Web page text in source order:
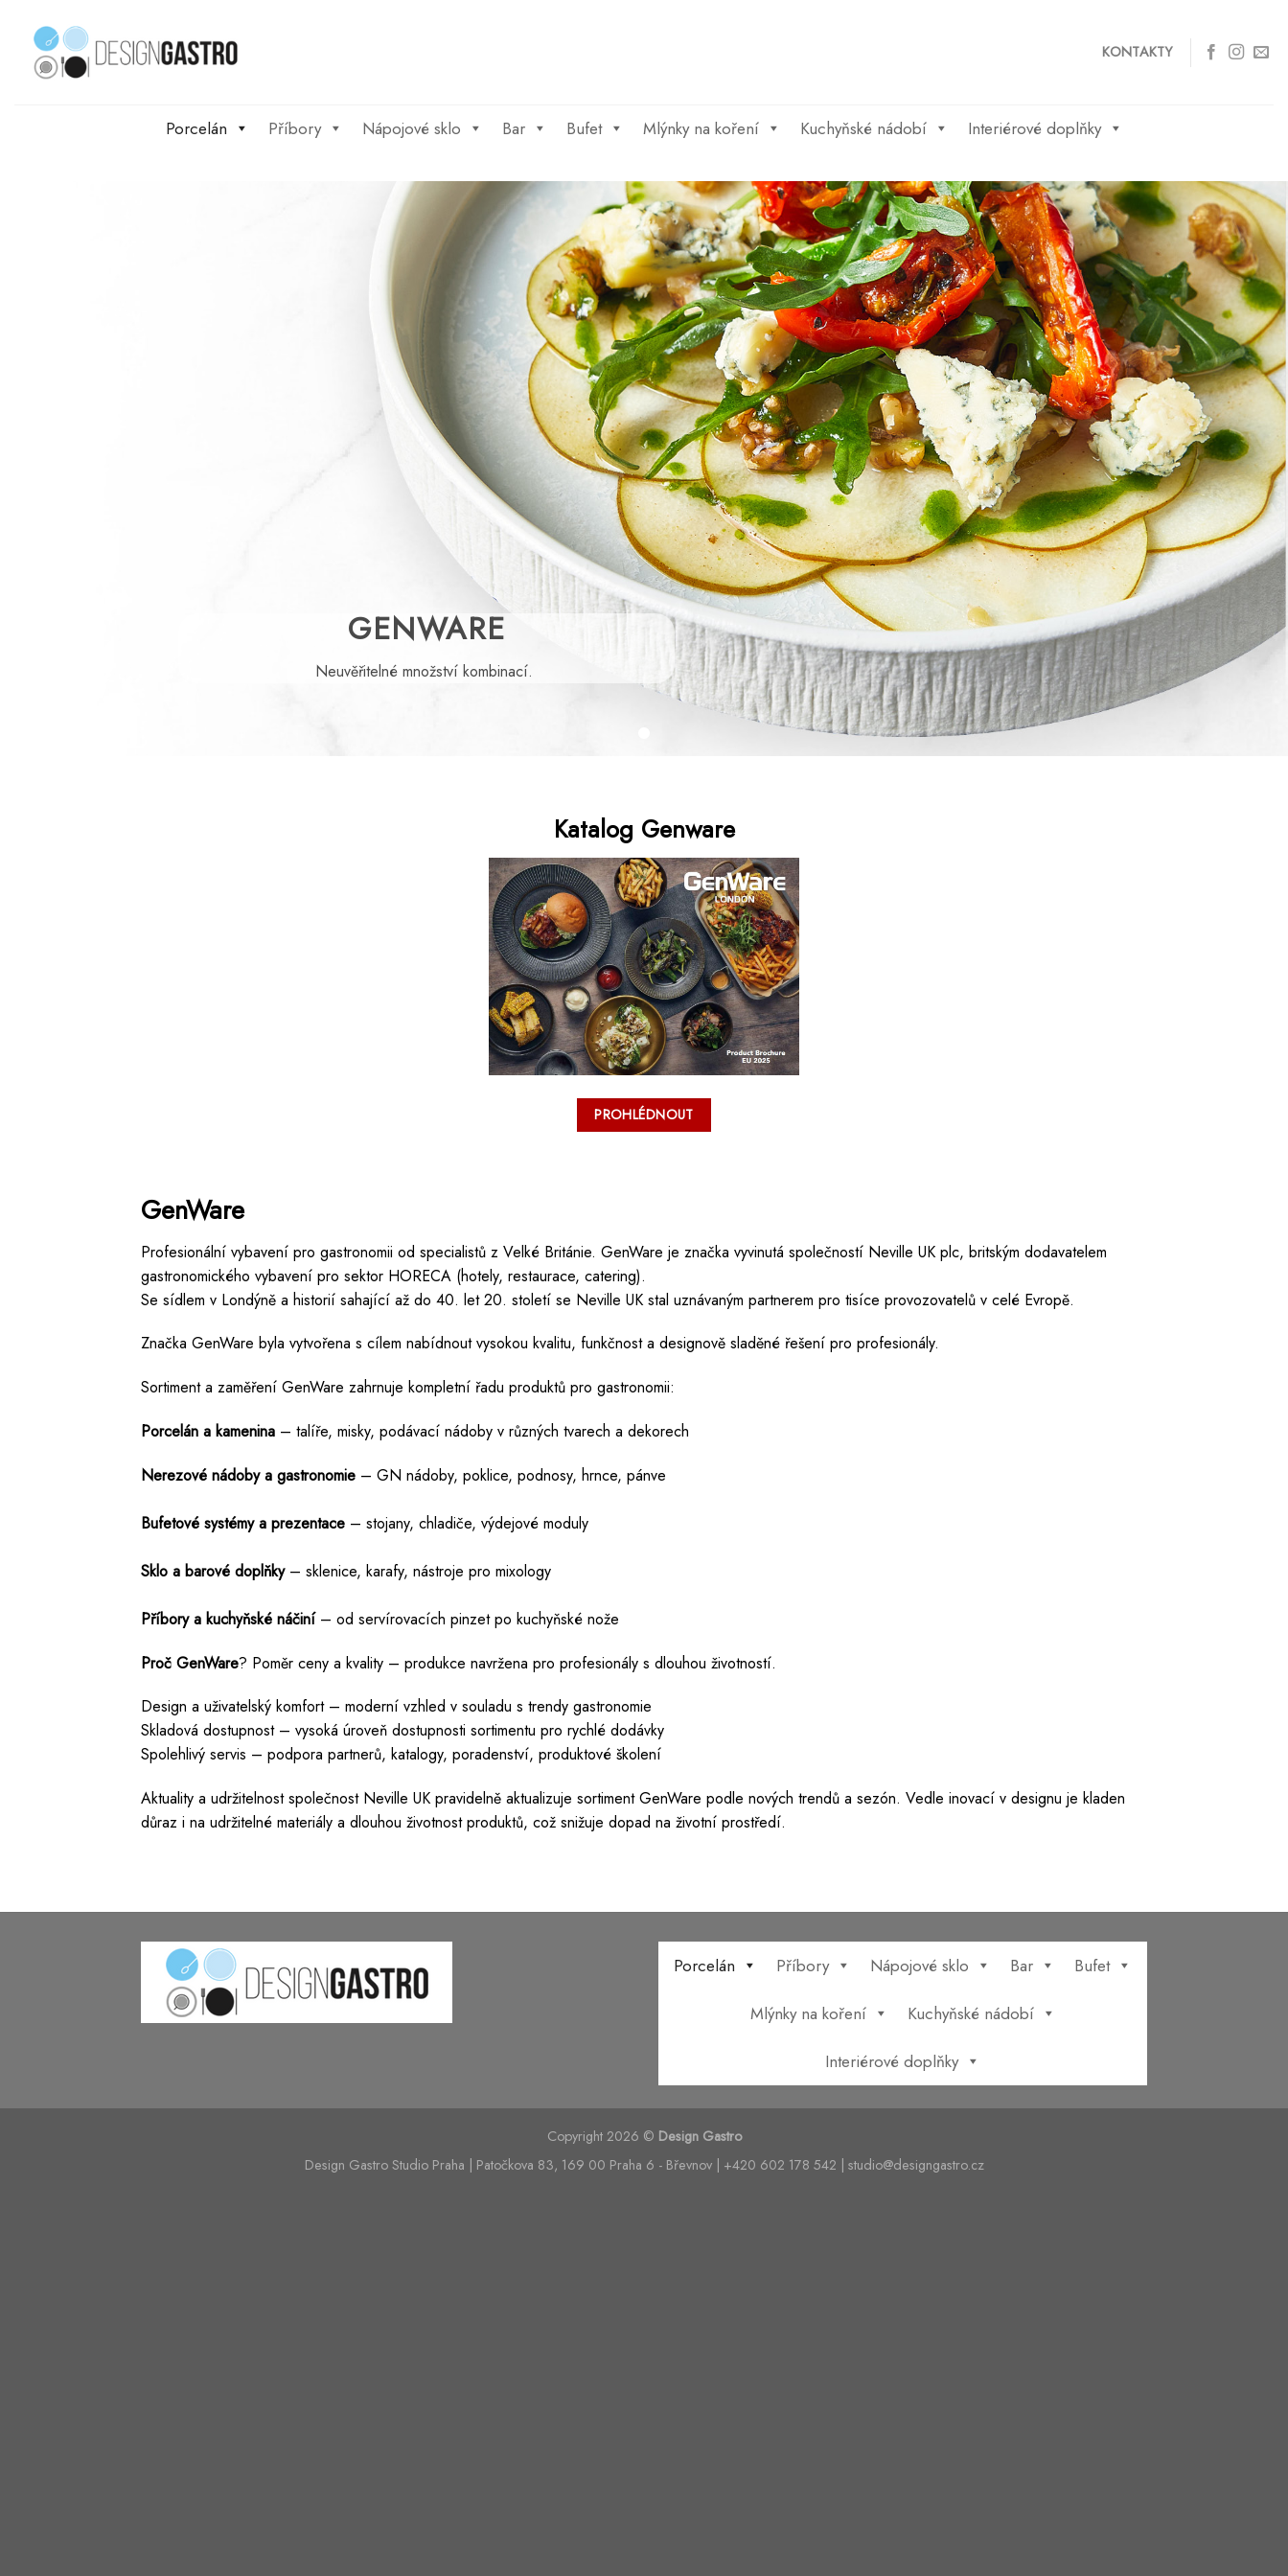
content
KONTAKTY
Porcelán Příbory Nápojové sklo Bar Bufet Mlýnky na koření Kuchyňské nádobí Interiérové doplňky
GENWARE
Neuvěřitelné množství kombinací.
Katalog Genware
PROHLÉDNOUT
GenWare
Profesionální vybavení pro gastronomii od specialistů z Velké Británie. GenWare je značka vyvinutá společností Neville UK plc, britským dodavatelem
gastronomického vybavení pro sektor HORECA (hotely, restaurace, catering).
Se sídlem v Londýně a historií sahající až do 40. let 20. století se Neville UK stal uznávaným partnerem pro tisíce provozovatelů v celé Evropě.
Značka GenWare byla vytvořena s cílem nabídnout vysokou kvalitu, funkčnost a designově sladěné řešení pro profesionály.
Sortiment a zaměření GenWare zahrnuje kompletní řadu produktů pro gastronomii:
Porcelán a kamenina – talíře, misky, podávací nádoby v různých tvarech a dekorech
Nerezové nádoby a gastronomie – GN nádoby, poklice, podnosy, hrnce, pánve
Bufetové systémy a prezentace – stojany, chladiče, výdejové moduly
Sklo a barové doplňky– sklenice, karafy, nástroje pro mixology
Příbory a kuchyňské náčiní– od servírovacích pinzet po kuchyňské nože
Proč GenWare? Poměr ceny a kvality – produkce navržena pro profesionály s dlouhou životností.
Design a uživatelský komfort – moderní vzhled v souladu s trendy gastronomie
Skladová dostupnost – vysoká úroveň dostupnosti sortimentu pro rychlé dodávky
Spolehlivý servis – podpora partnerů, katalogy, poradenství, produktové školení
Aktuality a udržitelnost společnost Neville UK pravidelně aktualizuje sortiment GenWare podle nových trendů a sezón. Vedle inovací v designu je kladen
důraz i na udržitelné materiály a dlouhou životnost produktů, což snižuje dopad na životní prostředí.
Porcelán Příbory Nápojové sklo Bar Bufet
Mlýnky na koření Kuchyňské nádobí
Interiérové doplňky
Copyright 2026 © Design Gastro
Design Gastro Studio Praha | Patočkova 83, 169 00 Praha 6 - Břevnov | +420 602 178 542 | studio@designgastro.cz